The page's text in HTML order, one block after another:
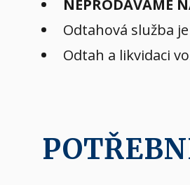
NEPRODÁVÁME
Odtahová služba
Odtah a likvidaci